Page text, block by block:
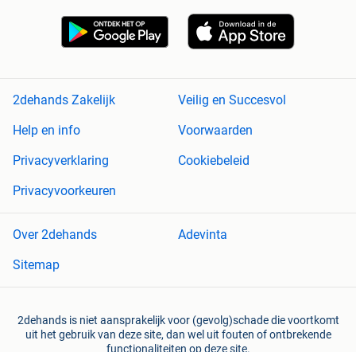
2dehands Zakelijk
Veilig en Succesvol
Help en info
Voorwaarden
Privacyverklaring
Cookiebeleid
Privacyvoorkeuren
Over 2dehands
Adevinta
Sitemap
2dehands is niet aansprakelijk voor (gevolg)schade die voortkomt
uit het gebruik van deze site, dan wel uit fouten of ontbrekende
functionaliteiten op deze site.